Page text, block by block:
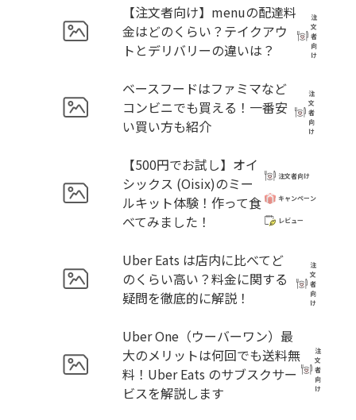
【注文者向け】menuの配達料
金はどのくらい？テイクアウ
トとデリバリーの違いは？
注
文
者
向
け
ベースフードはファミマなど
コンビニでも買える！一番安
い買い方も紹介
注
文
者
向
け
【500円でお試し】オイ
シックス (Oisix)のミー
ルキット体験！作って食
べてみました！
注文者向け
キャンペーン
レビュー
Uber Eats は店内に比べてど
のくらい高い？料金に関する
疑問を徹底的に解説！
注
文
者
向
け
Uber One（ウーバーワン）最
大のメリットは何回でも送料無
料！Uber Eats のサブスクサー
ビスを解説します
注
文
者
向
け